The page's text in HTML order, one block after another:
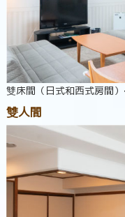
雙床間（日式和西式房間
雙人間